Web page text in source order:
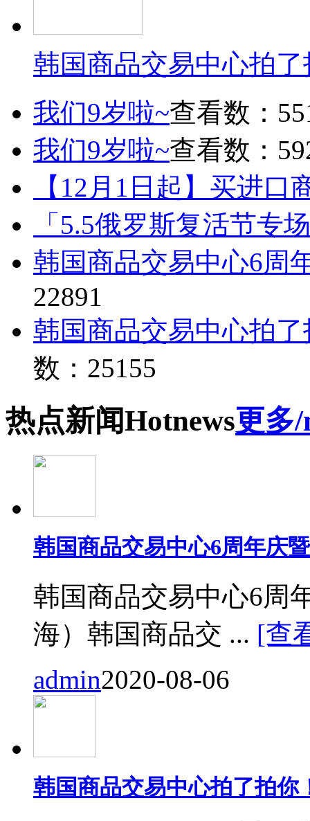
韩国商品交易中心拍
我们9岁啦~查看数：
我们9岁啦~查看数：
【12月1日起】买进口
「5.5俄罗斯复活节专
韩国商品交易中心6周
22891
韩国商品交易中心拍
数：25155
热点新闻Hotnews更多
韩国商品交易中心6周年庆
韩国商品交易中心6周
海）韩国商品交 ... [查
admin2020-08-06
韩国商品交易中心拍了拍你